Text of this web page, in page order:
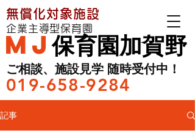
MJ保育園加賀野
ご相談、施設見学 随時受付中！
019-658-9284
企業主導型保育園
無償化対象施設
記事